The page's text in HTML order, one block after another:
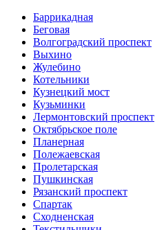
Баррикадная
Беговая
Волгоградский проспект
Выхино
Жулебино
Котельники
Кузнецкий мост
Кузьминки
Лермонтовский проспект
Октябрьское поле
Планерная
Полежаевская
Пролетарская
Пушкинская
Рязанский проспект
Спартак
Сходненская